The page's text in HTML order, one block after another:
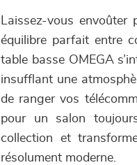
Laissez-vous
équilibre parfait entre
table basse OMEGA
insufflant une
de ranger vos
pour un salon
collection et
résolument moderne.